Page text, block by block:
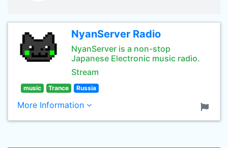
NyanServer Radio
NyanServer is a non-stop
Japanese Electronic music radio.
Stream
music Trance Russia
More Information